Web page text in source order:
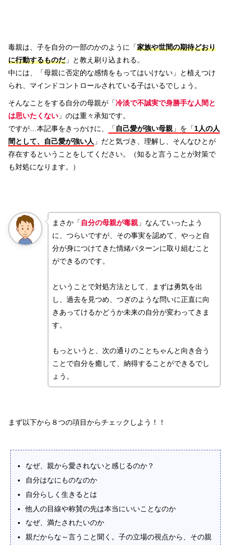
毒親は、子を自分の一部のかのように「家族や世間の期待どおり
に行動するものだ」と教え刷り込まれる。
中には、「母親に否定的な感情をもってはいけない」と植えつけ
られ、マインドコントロールされている子はいるでしょう。
そんなことをする自分の母親が「冷淡で不誠実で身勝手な人間と
は思いたくない 」のは重々承知です。
ですが…本記事をきっかけに、
「 自己愛が強い母親 」を「1人の人
間として、自己愛が強い人 」だと気づき、理解し、そんなひとが
存在するということをしてください。（知ると言うことが対策で
も対処になります。）
まさか「 自分の母親が毒親」なんていったよう
に、つらいですが、その事実を認めて、やっと自
分が身につけてきた情緒パターンに取り組むこと
ができるのです。
ということで対処方法として、まずは勇気を出
し、過去を見つめ、つぎのような問いに正直に向
きあってけるかどうか未来の自分が変わってきま
す。
もっというと、次の通りのことちゃんと向き合う
ことで自分を癒して、納得することができるでし
ょう。
まず以下から８つの項目からチェックしよう！！
なぜ、親から愛されないと感じるのか？
自分はなにものなのか
自分らしく生きるとは
他人の目線や称賛の先は本当にいいことなのか
なぜ、満たされたいのか
親だからな～言うこと聞く。子の立場の視点から、その親